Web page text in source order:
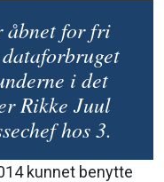
åbnet for fri
i det
Rikke Juul
hos 3.
kunnet benytte